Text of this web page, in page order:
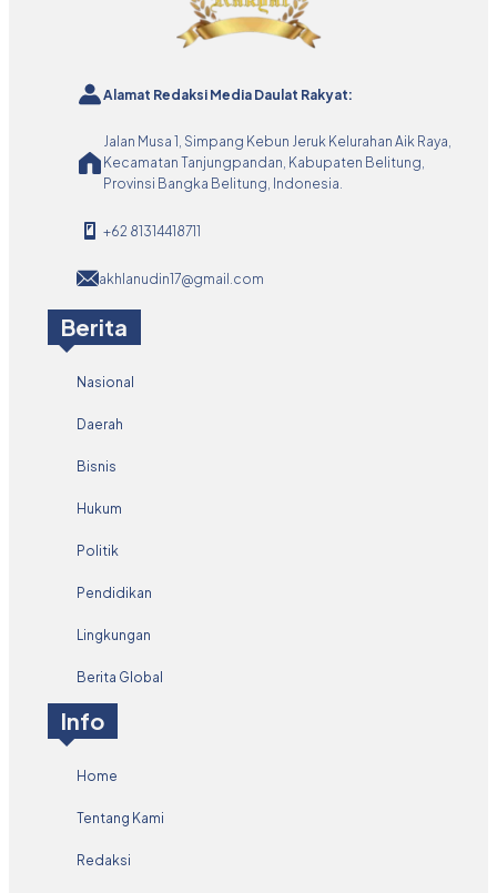
Alamat Redaksi Media Daulat Rakyat:
Jalan Musa 1, Simpang Kebun Jeruk Kelurahan Aik Raya,
Kecamatan Tanjungpandan, Kabupaten Belitung,
Provinsi Bangka Belitung, Indonesia.
+62 81314418711
akhlanudin17@gmail.com
Berita
Nasional
Daerah
Bisnis
Hukum
Politik
Pendidikan
Lingkungan
Berita Global
Info
Home
Tentang Kami
Redaksi